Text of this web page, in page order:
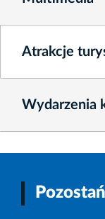
Atrakcje
Wydarzenia